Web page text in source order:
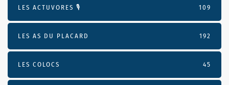
LES ACTUVORES 🎙 109
LES AS DU PLACARD 192
LES COLOCS 45